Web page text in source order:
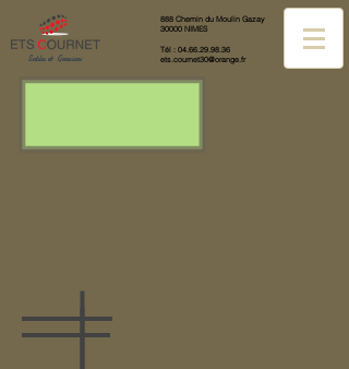
888 Chemin du Moulin Gazay
30000 NIMES
Tél : 04.66.29.98.36
ets.cournet30@orange.fr
Sables et Graviers